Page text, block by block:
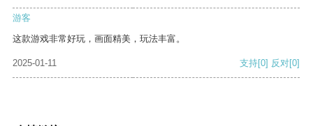
游客
这款游戏非常好玩，画面精美，玩法丰富。
2025-01-11 支持[0] 反对[0]